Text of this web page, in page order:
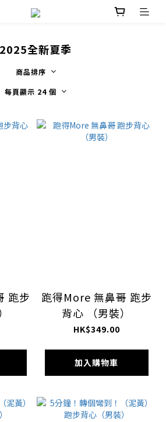
2025全新夏季
商品排序
每頁顯示 24 個
跑步
跑得More 無鼻哥 跑步
背心 （男裝）
HK$349.00
加入購物車